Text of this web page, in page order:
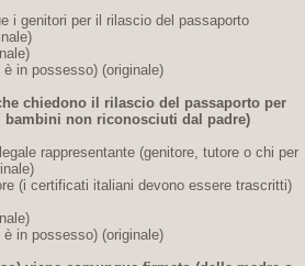
i genitori per il rilascio del passaporto
in possesso) (originale)
chiedono il rilascio del passaporto per
bambini non riconosciuti dal padre)
rappresentante (genitore, tutore o chi per
(i certificati italiani devono essere trascritti)
in possesso) (originale)